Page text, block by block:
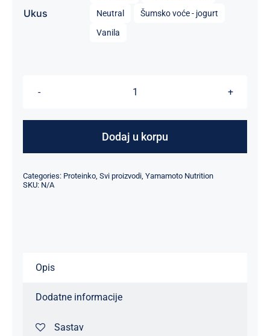
Ukus
Neutral
Šumsko voće - jogurt
Vanila
2000
Dodaj u korpu
Categories: Proteinko, Svi proizvodi, Yamamoto Nutrition
SKU: N/A
Opis
Dodatne informacije
Sastav